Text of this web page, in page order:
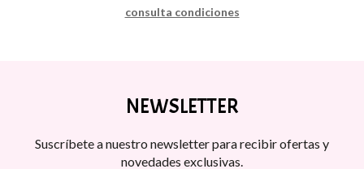
consulta condiciones
NEWSLETTER
Suscríbete a nuestro newsletter para recibir ofertas y
novedades exclusivas.